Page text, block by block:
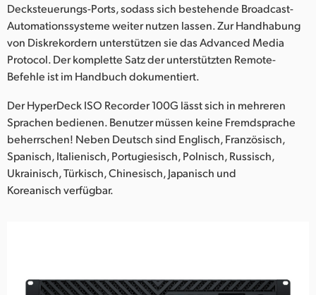
Decksteuerungs-Ports, sodass sich bestehende Broadcast-
Automationssysteme weiter nutzen lassen. Zur Handhabung
von Diskrekordern unterstützen sie das Advanced Media
Protocol. Der komplette Satz der unterstützten Remote-
Befehle ist im Handbuch dokumentiert.
Der HyperDeck ISO Recorder 100G lässt sich in mehreren
Sprachen bedienen. Benutzer müssen keine Fremdsprache
beherrschen! Neben Deutsch sind Englisch, Französisch,
Spanisch, Italienisch, Portugiesisch, Polnisch, Russisch,
Ukrainisch, Türkisch, Chinesisch, Japanisch und
Koreanisch verfügbar.